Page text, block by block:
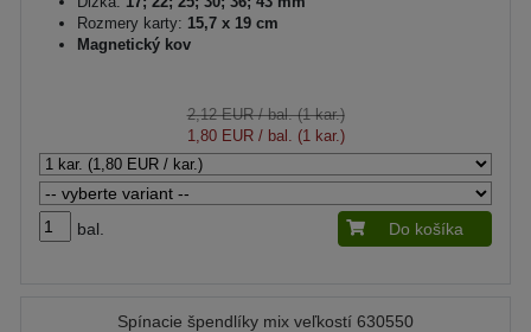
Rozmery karty: 15,7 x 19 cm
Magnetický kov
2,12 EUR/ bal. (1 kar.)
1,80 EUR/ bal. (1 kar.)
bal. Do košíka
Spínacie špendlíky mix veľkostí 630550